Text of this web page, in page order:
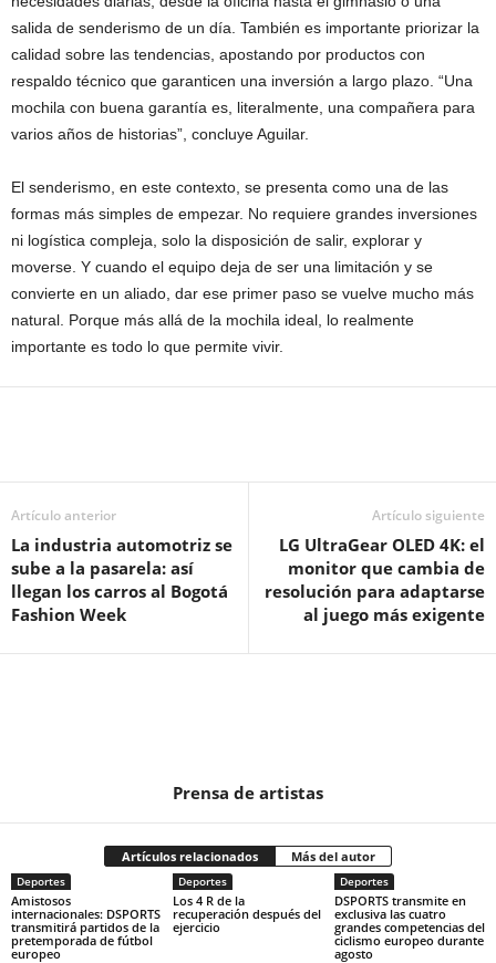
salida de senderismo de un día. También es importante priorizar la
calidad sobre las tendencias, apostando por productos con
respaldo técnico que garanticen una inversión a largo plazo. “Una
mochila con buena garantía es, literalmente, una compañera para
varios años de historias”, concluye Aguilar.
El senderismo, en este contexto, se presenta como una de las
formas más simples de empezar. No requiere grandes inversiones
ni logística compleja, solo la disposición de salir, explorar y
moverse. Y cuando el equipo deja de ser una limitación y se
convierte en un aliado, dar ese primer paso se vuelve mucho más
natural. Porque más allá de la mochila ideal, lo realmente
importante es todo lo que permite vivir.
Artículo anterior
La industria automotriz se
sube a la pasarela: así
llegan los carros al Bogotá
Fashion Week
Artículo siguiente
LG UltraGear OLED 4K: el
monitor que cambia de
resolución para adaptarse
al juego más exigente
Prensa de artistas
Artículos relacionados Más del autor
Deportes
Amistosos
internacionales: DSPORTS
transmitirá partidos de la
pretemporada de fútbol
europeo
Deportes
Los 4 R de la
recuperación después del
ejercicio
Deportes
DSPORTS transmite en
exclusiva las cuatro
grandes competencias del
ciclismo europeo durante
agosto